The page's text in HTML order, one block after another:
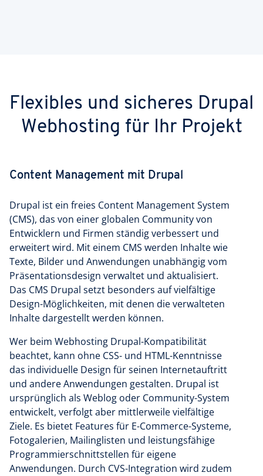
Flexibles und sicheres Drupal
Webhosting für Ihr Projekt
Content Management mit Drupal
Drupal ist ein freies Content Management System
(CMS), das von einer globalen Community von
Entwicklern und Firmen ständig verbessert und
erweitert wird. Mit einem CMS werden Inhalte wie
Texte, Bilder und Anwendungen unabhängig vom
Präsentationsdesign verwaltet und aktualisiert.
Das CMS Drupal setzt besonders auf vielfältige
Design-Möglichkeiten, mit denen die verwalteten
Inhalte dargestellt werden können.
Wer beim Webhosting Drupal-Kompatibilität
beachtet, kann ohne CSS- und HTML-Kenntnisse
das individuelle Design für seinen Internetauftritt
und andere Anwendungen gestalten. Drupal ist
ursprünglich als Weblog oder Community-System
entwickelt, verfolgt aber mittlerweile vielfältige
Ziele. Es bietet Features für E-Commerce-Systeme,
Fotogalerien, Mailinglisten und leistungsfähige
Programmierschnittstellen für eigene
Anwendungen. Durch CVS-Integration wird zudem